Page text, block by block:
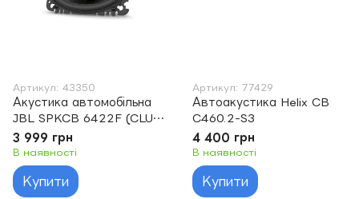
Артикул: 43350
Акустика автомобільна
JBL SPKCB 6422F (CLUB
6422F)
3 999 грн
В наявності
Купити
Артикул: 77429
Автоакустика Helix CB
C460.2-S3
4 400 грн
В наявності
Купити